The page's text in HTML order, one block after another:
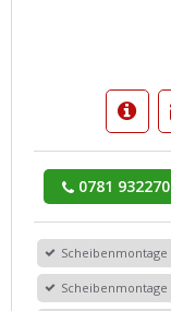
0781
Scheibenmontage
Scheibenmontage